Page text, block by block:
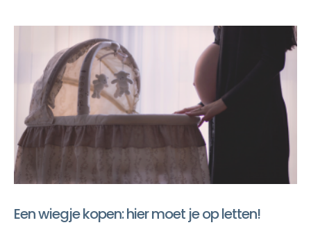
Een wiegje kopen: hier moet je op letten!